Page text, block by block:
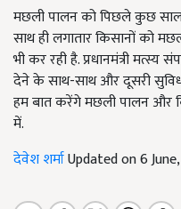
मछली पालन को पिछले कुछ
साथ ही लगातार किसानों को
भी कर रही है. प्रधानमंत्री मत्स्य
देने के साथ-साथ और दूसरी
हम बात करेंगे मछली पालन और
में.
देवेश शर्माUpdated on 6